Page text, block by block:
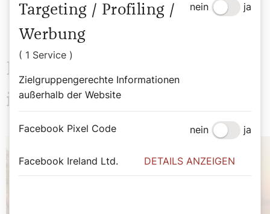
Das könnte Sie auch
interessieren
Targeting / Profiling /
Werbung
( 1 Service )
Zielgruppengerechte Informationen
außerhalb der Website
nein ja
Facebook Pixel Code nein ja
Facebook Ireland Ltd. DETAILS ANZEIGEN